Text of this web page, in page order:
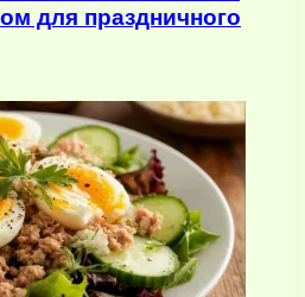
для праздничного